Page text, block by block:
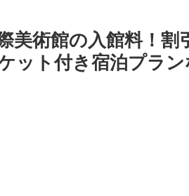
美術館の入館料！割
ット付き宿泊プラ